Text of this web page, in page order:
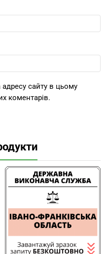
адресу сайту в цьому
коментарів.